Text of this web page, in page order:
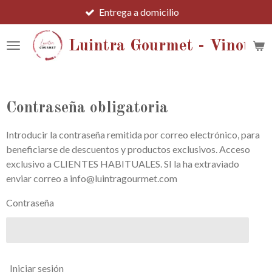
al
contenido
principal
Luintra Gourmet -
Entrega a domicilio
Contraseña obligatoria
Introducir la contraseña remitida por correo electrónico, para
beneficiarse de descuentos y productos exclusivos. Acceso
exclusivo a CLIENTES HABITUALES. SI la ha extraviado
enviar correo a info@luintragourmet.com
Contraseña
Iniciar sesión